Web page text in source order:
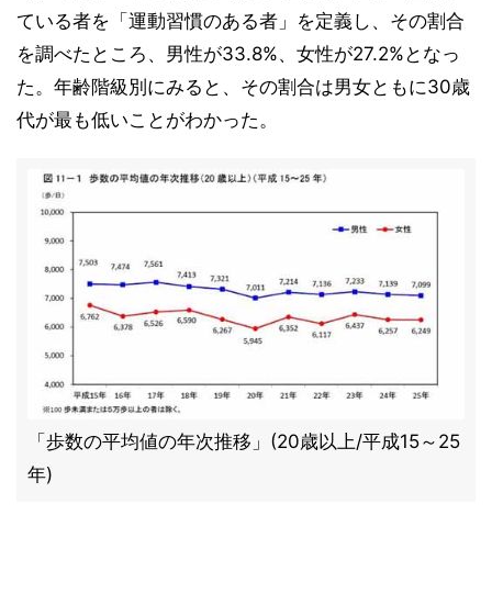
ている者を「運動習慣のある者」を定義し、その割合
を調べたところ、男性が33.8%、女性が27.2%となっ
た。年齢階級別にみると、その割合は男女ともに30歳
代が最も低いことがわかった。
「歩数の平均値の年次推移」(20歳以上/平成15～25
年)